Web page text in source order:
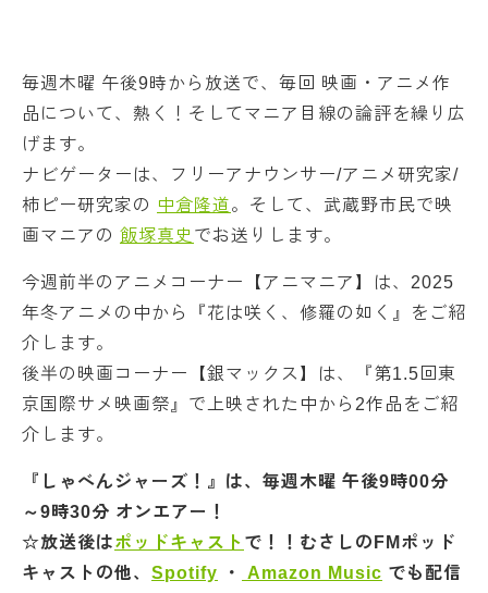
毎週木曜 午後9時から放送で、毎回 映画・アニメ作
品について、熱く！そしてマニア目線の論評を繰り広
げます。
ナビゲーターは、フリーアナウンサー/アニメ研究家/
柿ピー研究家の 中倉隆道。そして、武蔵野市民で映
画マニアの 飯塚真史 でお送りします。
今週前半のアニメコーナー【アニマニア】は、2025
年冬アニメの中から『花は咲く、修羅の如く』をご紹
介します。
後半の映画コーナー【銀マックス】は、『第1.5回東
京国際サメ映画祭』で上映された中から2作品をご紹
介します。
『しゃべんジャーズ！』は、毎週木曜 午後9時00分
～9時30分 オンエアー！
☆放送後はポッドキャスト で！！むさしのFMポッド
キャストの他、 Spotify ・ Amazon Music でも配信